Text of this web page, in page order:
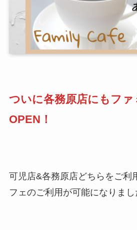
ついに各務原店にもフ
OPEN！
可児店&各務原店どちらをご利
フェのご利用が可能になりまし